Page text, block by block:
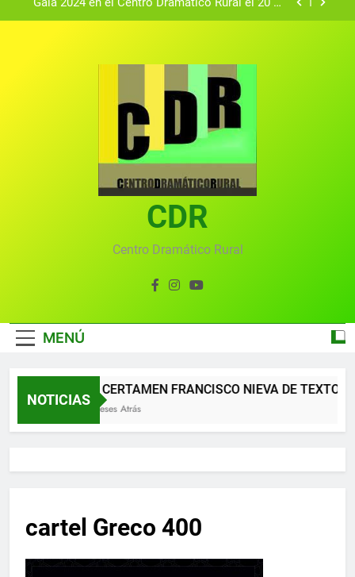
Gala 2024 en el Centro Dramático Rural el 20 de
convocado por el Centro Dramático Rural de Mira
(Cuenca)
Gala anual virtual del Centro Dramático Rural de
Gala del Centro Dramático Rural 2025
Gala 2024 en el Centro Dramático Rural el 20 de
Textos seleccionados en el VI Certamen
Francisco Nieva de piezas breves teatrales
convocado por el Centro Dramático Rural de Mira
Gala anual virtual del Centro Dramático Rural de
CDR
Centro Dramático Rural
MENÚ
NOTICIAS
XII CERTAMEN FRANCISCO NIEVA DE TEXTOS
2 Meses Atrás
cartel Greco 400